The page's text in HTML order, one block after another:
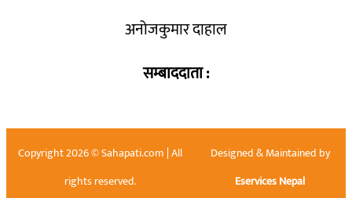
अनोजकुमार दाहाल
सम्बाददाता :
Copyright 2026 © Sahapati.com | All
rights reserved.
Designed & Maintained by
Eservices Nepal